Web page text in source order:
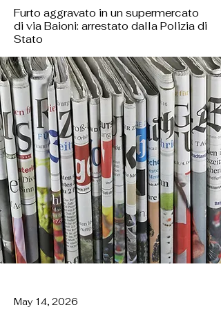
Furto aggravato in un supermercato
di via Baioni: arrestato dalla Polizia di
Stato
May 14, 2026